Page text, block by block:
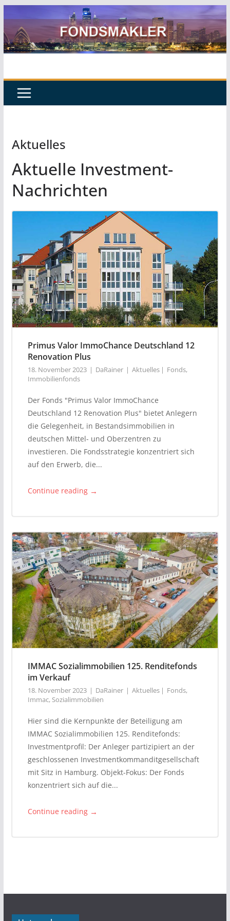
Inhalt
springen
Aktuelles
Aktuelle Investment-
Nachrichten
Primus Valor ImmoChance Deutschland 12
Renovation Plus
18. November 2023 DaRainer Aktuelles Fonds,
Immobilienfonds
Der Fonds "Primus Valor ImmoChance
Deutschland 12 Renovation Plus" bietet Anlegern
die Gelegenheit, in Bestandsimmobilien in
deutschen Mittel- und Oberzentren zu
investieren. Die Fondsstrategie konzentriert sich
auf den Erwerb, die...
Continue reading →
IMMAC Sozialimmobilien 125. Renditefonds
im Verkauf
18. November 2023 DaRainer Aktuelles Fonds,
Immac, Sozialimmobilien
Hier sind die Kernpunkte der Beteiligung am
IMMAC Sozialimmobilien 125. Renditefonds:
Investmentprofil: Der Anleger partizipiert an der
geschlossenen Investmentkommanditgesellschaft
mit Sitz in Hamburg. Objekt-Fokus: Der Fonds
konzentriert sich auf die...
Continue reading →